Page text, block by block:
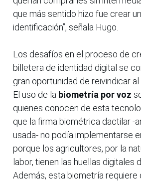
que más sentido hizo fue crear
identificación”, señala Hugo.
Los desafíos en el proceso de
billetera de identidad digital se
gran oportunidad de reivindicar
El uso de la biometría por voz
quienes conocen de esta
que la firma biométrica dactilar -
usada- no podía implementarse
porque los agricultores, por la
labor, tienen las huellas digitales
Además, esta biometría requiere